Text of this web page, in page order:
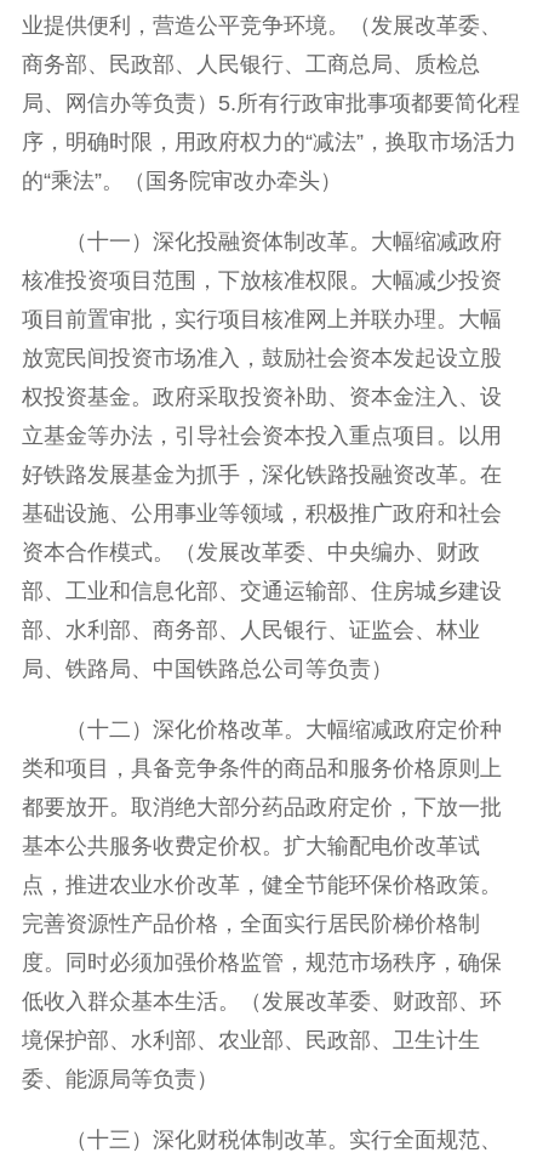
业提供便利，营造公平竞争环境。（发展改革委、
商务部、民政部、人民银行、工商总局、质检总
局、网信办等负责）5.所有行政审批事项都要简化程
序，明确时限，用政府权力的“减法”，换取市场活力
的“乘法”。（国务院审改办牵头）
（十一）深化投融资体制改革。大幅缩减政府
核准投资项目范围，下放核准权限。大幅减少投资
项目前置审批，实行项目核准网上并联办理。大幅
放宽民间投资市场准入，鼓励社会资本发起设立股
权投资基金。政府采取投资补助、资本金注入、设
立基金等办法，引导社会资本投入重点项目。以用
好铁路发展基金为抓手，深化铁路投融资改革。在
基础设施、公用事业等领域，积极推广政府和社会
资本合作模式。（发展改革委、中央编办、财政
部、工业和信息化部、交通运输部、住房城乡建设
部、水利部、商务部、人民银行、证监会、林业
局、铁路局、中国铁路总公司等负责）
（十二）深化价格改革。大幅缩减政府定价种
类和项目，具备竞争条件的商品和服务价格原则上
都要放开。取消绝大部分药品政府定价，下放一批
基本公共服务收费定价权。扩大输配电价改革试
点，推进农业水价改革，健全节能环保价格政策。
完善资源性产品价格，全面实行居民阶梯价格制
度。同时必须加强价格监管，规范市场秩序，确保
低收入群众基本生活。（发展改革委、财政部、环
境保护部、水利部、农业部、民政部、卫生计生
委、能源局等负责）
（十三）深化财税体制改革。实行全面规范、